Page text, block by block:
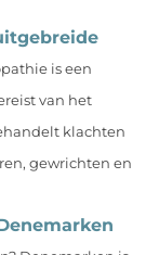
is een
van het
klachten
gewrichten en